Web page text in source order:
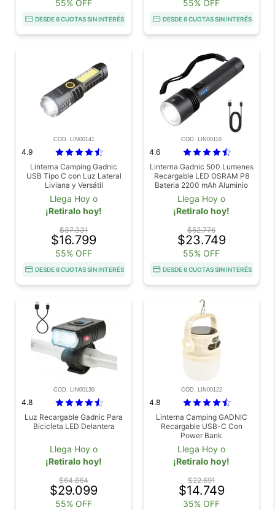
55% OFF
DESDE 6 CUOTAS SIN INTERÉS
55% OFF
DESDE 6 CUOTAS SIN INTERÉS
COD. LIN00141
4.9
Linterna Camping Gadnic
USB Tipo C con Luz Lateral
Liviana y Versátil
Llega Hoy o
¡Retiralo hoy!
$37.331
$16.799
55% OFF
DESDE 6 CUOTAS SIN INTERÉS
COD. LIN00110
4.6
Linterna Gadnic 500 Lumenes
Recargable LED OSRAM P8
Bateria 2200 mAh Aluminio
IPX4 Con Carga USB
Llega Hoy o
¡Retiralo hoy!
$52.776
$23.749
55% OFF
DESDE 6 CUOTAS SIN INTERÉS
COD. LIN00130
4.8
Luz Recargable Gadnic Para
Bicicleta LED Delantera
Llega Hoy o
¡Retiralo hoy!
$64.664
$29.099
55% OFF
COD. LIN00122
4.8
Linterna Camping GADNIC
Recargable USB-C Con
Power Bank
Llega Hoy o
¡Retiralo hoy!
$22.691
$14.749
35% OFF